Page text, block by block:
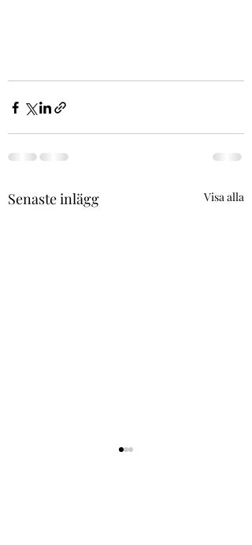
Senaste inlägg Visa alla